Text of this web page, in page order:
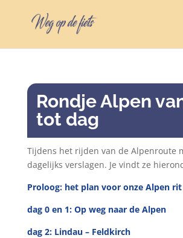
Rondje Alpen
tot dag
Tijdens het rijden van de Alpenroute
dagelijks verslagen. Je vindt ze
Proloog: het plan voor onze Alpen rit
dag 0 en 1: Op weg naar de Alpen
dag 2: Lindau – Feldkirch